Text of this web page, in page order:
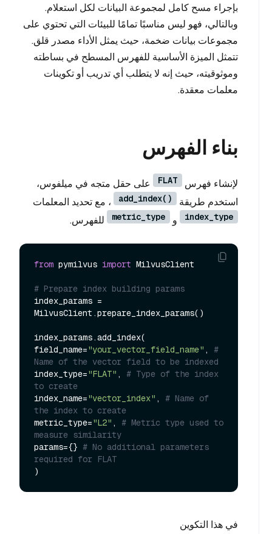
بإجراء مسح كامل لمجموعة البيانات لكل استعلام.
وبالتالي، فهو ليس مناسبًا تمامًا للبيئات التي تحتوي على
مجموعات بيانات ضخمة، حيث يمثل الأداء مصدر قلق.
تتمثل الميزة الأساسية للفهرس المسطح في بساطته
وموثوقيته، حيث إنه لا يتطلب أي تدريب أو تكوينات
معلمات معقدة.
بناء الفهرس
لإنشاء فهرس FLAT
على حقل متجه في ميلفوس،
استخدم طريقة
add_index() ، مع تحديد المعلمات
index_type و metric_type للفهرس.
from pymilvus import MilvusClient
# Prepare index building params
index_params =
MilvusClient.prepare_index_params()
index_params.add_index(
field_name="your_vector_field_name" , #
Name of the vector field to be indexed
index_type="FLAT" , # Type of the index
to create
index_name="vector_index" , # Name of
the index to create
metric_type="L2" , # Metric type used to
measure similarity
params={} # No additional parameters
required for FLAT
في هذا التكوين